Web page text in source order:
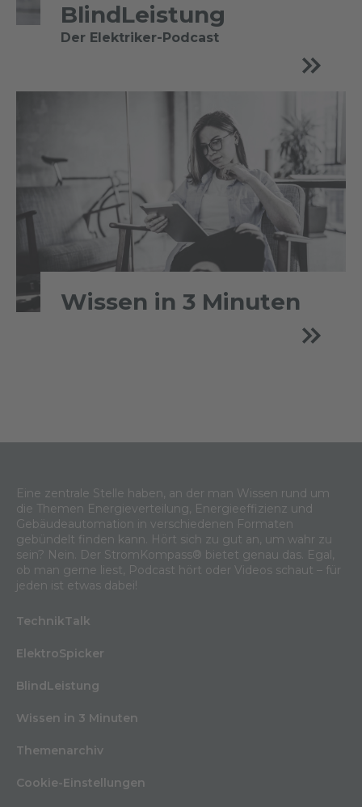
BlindLeistung
Der Elektriker-Podcast
Wissen in 3 Minuten
Eine zentrale Stelle haben, an der man Wissen rund um
die Themen Energieverteilung, Energieeffizienz und
Gebäudeautomation in verschiedenen Formaten
gebündelt finden kann. Hört sich zu gut an, um wahr zu
sein? Nein. Der StromKompass® bietet genau das. Egal,
ob man gerne liest, Podcast hört oder Videos schaut – für
jeden ist etwas dabei!
TechnikTalk
ElektroSpicker
BlindLeistung
Wissen in 3 Minuten
Themenarchiv
Cookie-Einstellungen